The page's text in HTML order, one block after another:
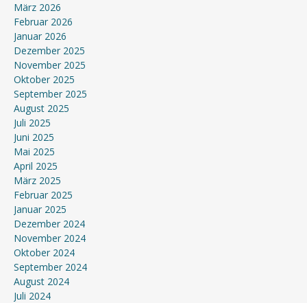
März 2026
Februar 2026
Januar 2026
Dezember 2025
November 2025
Oktober 2025
September 2025
August 2025
Juli 2025
Juni 2025
Mai 2025
April 2025
März 2025
Februar 2025
Januar 2025
Dezember 2024
November 2024
Oktober 2024
September 2024
August 2024
Juli 2024